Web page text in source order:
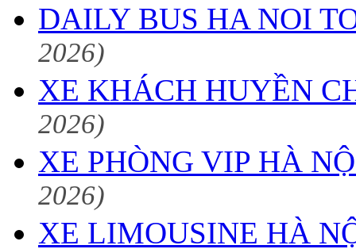
DAILY BUS HA NOI
2026)
XE KHÁCH HUYỀN
2026)
XE PHÒNG VIP HÀ
2026)
XE LIMOUSINE HÀ